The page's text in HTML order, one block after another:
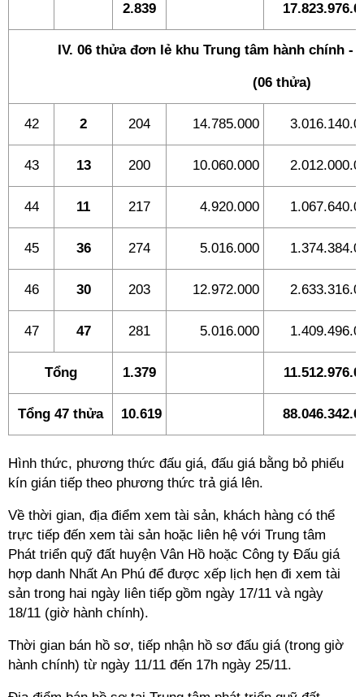
2.839
IV. 06 thửa đơn lẻ khu Trung tâm hành chính -
(06 thửa)
42 2 204 14.785.000
43 13 200 10.060.000
44 11 217 4.920.000
45 36 274 5.016.000
46 30 203 12.972.000
47 47 281 5.016.000
Tổng 1.379
Tổng 47 thửa 10.619
Hình thức, phương thức đấu giá, đấu giá bằng bỏ phiếu
kín gián tiếp theo phương thức trả giá lên.
Về thời gian, địa điểm xem tài sản, khách hàng có thể
trực tiếp đến xem tài sản hoặc liên hệ với Trung tâm
Phát triển quỹ đất huyện Vân Hồ hoặc Công ty Đấu giá
hợp danh Nhất An Phú để được xếp lịch hẹn đi xem tài
sản trong hai ngày liên tiếp gồm ngày 17/11 và ngày
18/11 (giờ hành chính).
Thời gian bán hồ sơ, tiếp nhận hồ sơ đấu giá (trong giờ
hành chính) từ ngày 11/11 đến 17h ngày 25/11.